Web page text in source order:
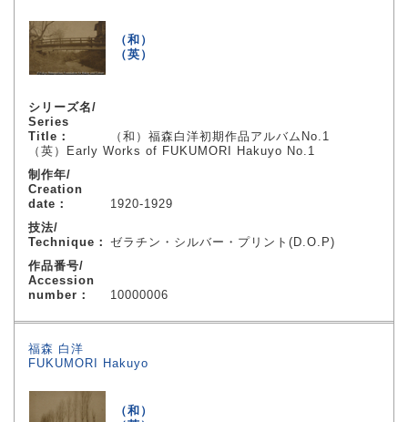
（和）
（英）
シリーズ名/
Series
Title：
（和）福森白洋初期作品アルバムNo.1
（英）Early Works of FUKUMORI Hakuyo No.1
制作年/
Creation
date：
1920-1929
技法/
Technique： ゼラチン・シルバー・プリント(D.O.P)
作品番号/
Accession
number：
10000006
福森 白洋
FUKUMORI Hakuyo
（和）